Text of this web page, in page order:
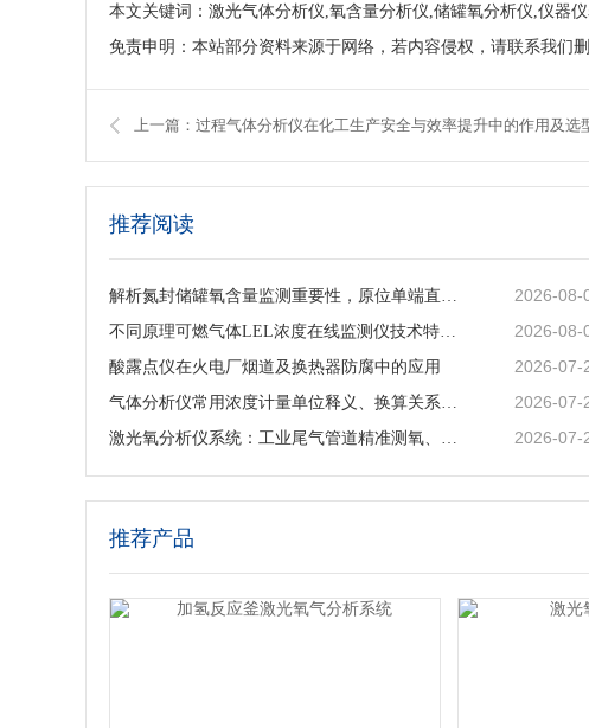
本文关键词：激光气体分析仪,氧含量分析仪,储罐氧分析仪,仪器
免责申明：本站部分资料来源于网络，若内容侵权，请联系我们
推荐阅读
解析氮封储罐氧含量监测重要性，原位单端直插激光气体分析仪的落地应用与工艺价值 2026-08-
不同原理可燃气体LEL浓度在线监测仪技术特点及工业选型指南 2026-08-
酸露点仪在火电厂烟道及换热器防腐中的应用 2026-07-
气体分析仪常用浓度计量单位释义、换算关系及适用场景说明 2026-07-
激光氧分析仪系统：工业尾气管道精准测氧、筑牢工艺安全防线 2026-07-
推荐产品